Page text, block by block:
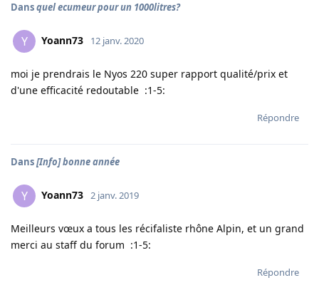
Dansquel ecumeur pour un 1000litres?
Y Yoann73 12 janv. 2020
moi je prendrais le Nyos 220 super rapport qualité/prix et
d'une efficacité redoutable :1-5:
Répondre
Dans[Info] bonne année
Y Yoann73 2 janv. 2019
Meilleurs vœux a tous les récifaliste rhône Alpin, et un grand
merci au staff du forum :1-5:
Répondre